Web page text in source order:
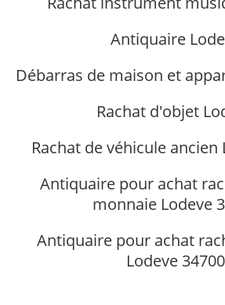
Antiquaire
Débarras de maison et
Rachat d'objet
Rachat de véhicule ancien
Antiquaire pour achat
monnaie Lodeve
Antiquaire pour achat
Lodeve 34700